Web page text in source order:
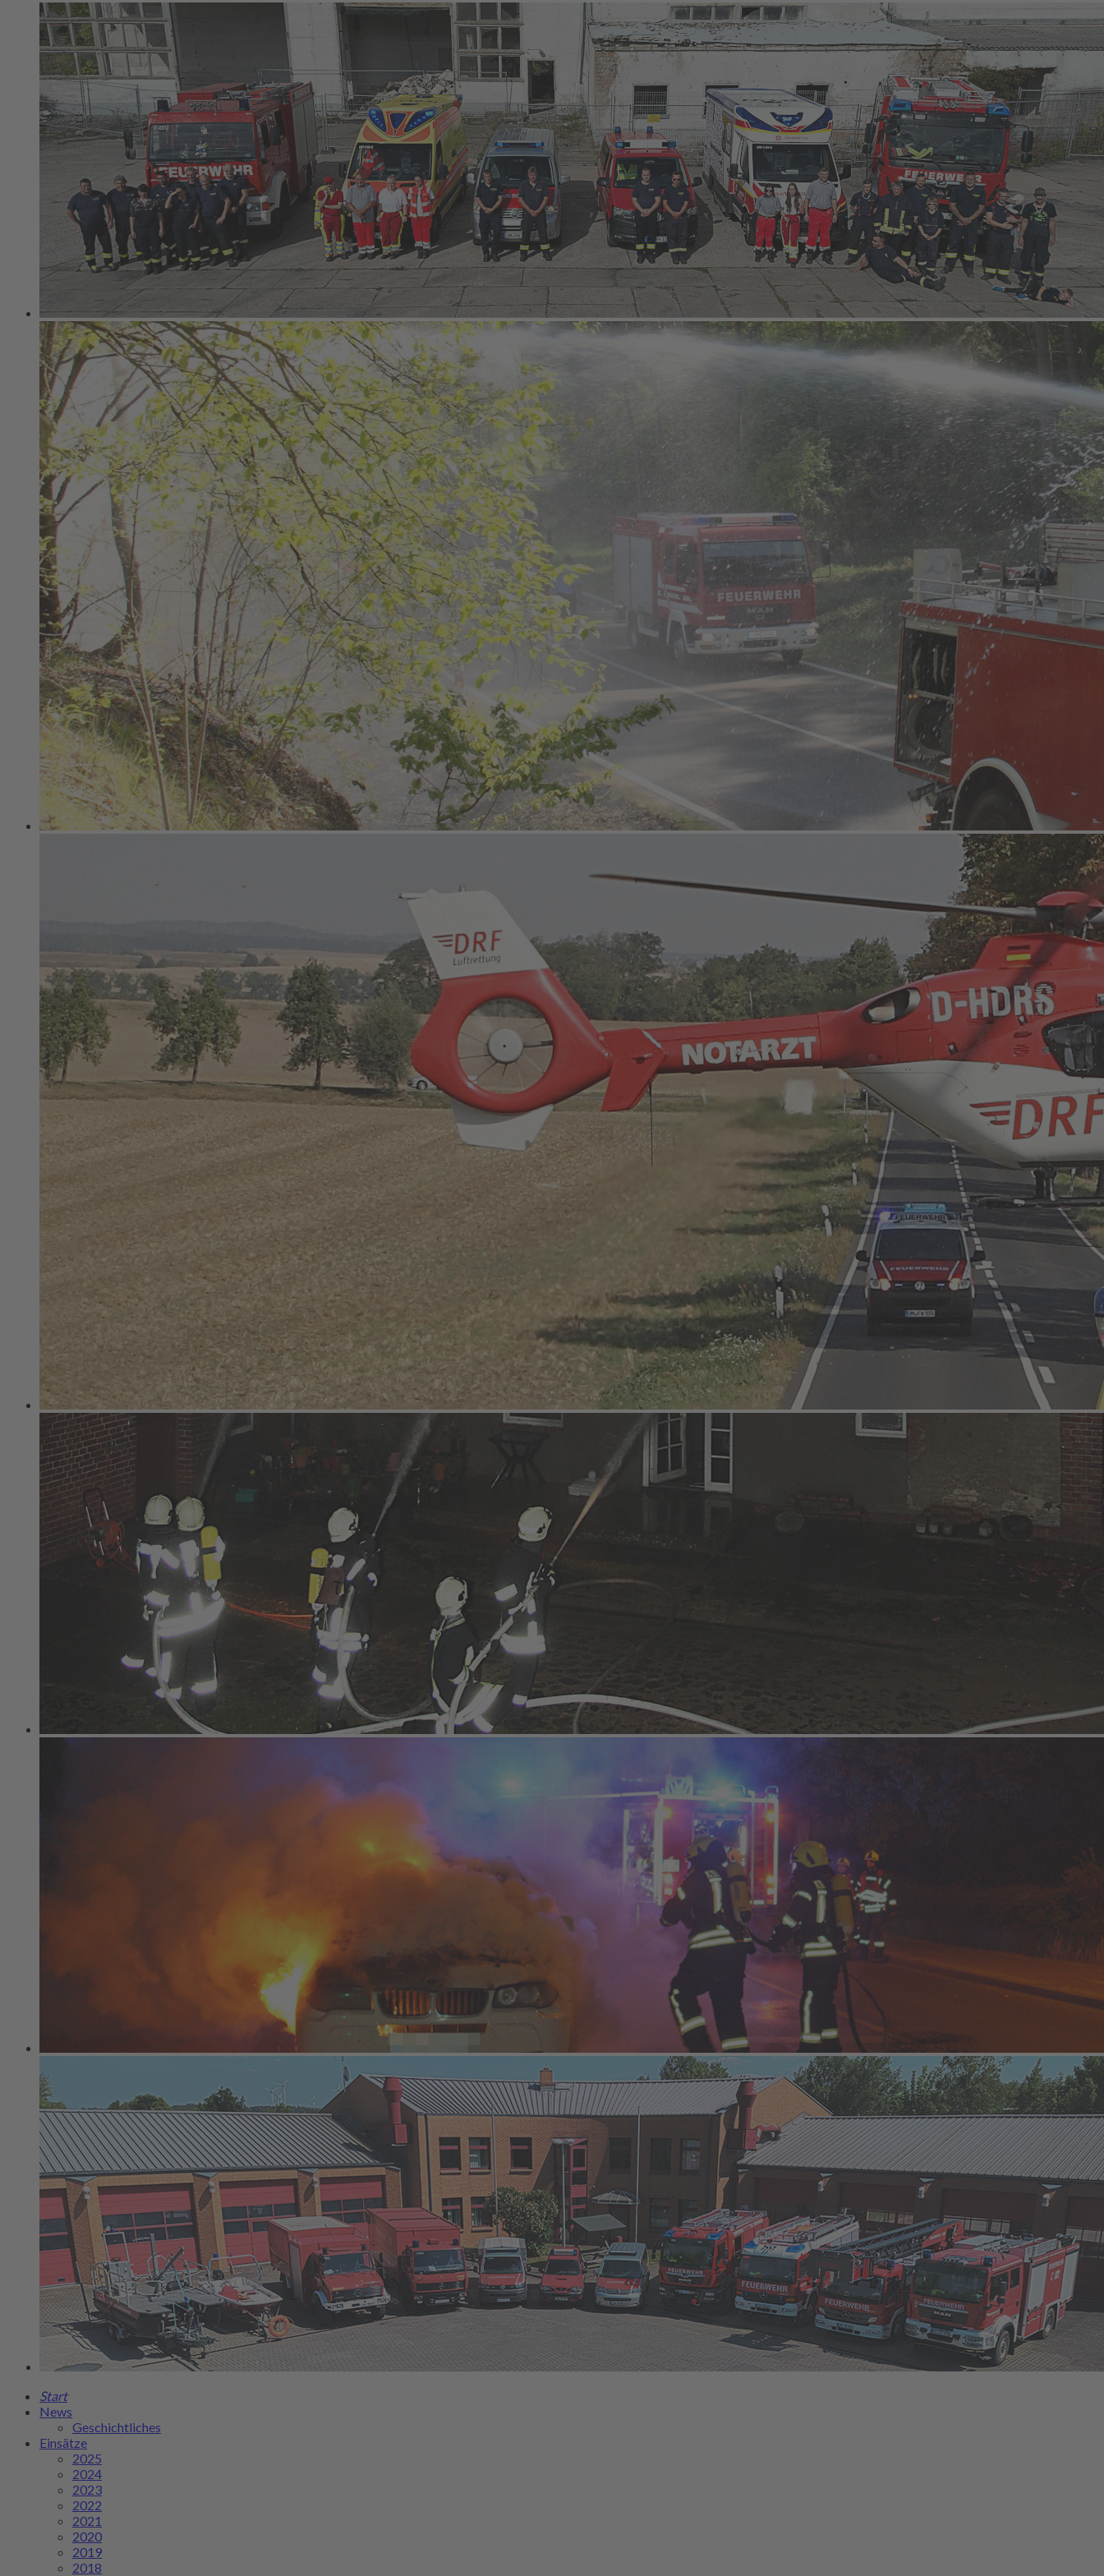
Start
News
Geschichtliches
Einsätze
2025
2024
2023
2022
2021
2020
2019
2018